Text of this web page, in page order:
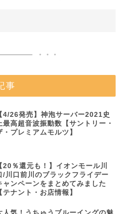
事
4/26発売】神泡サーバー2021史
最高超音波振動数【サントリー・
・プレミアムモルツ】
20％還元も！】イオンモール川
/川口前川のブラックフライデー
ャンペーンをまとめてみました
テナント・お店情報】